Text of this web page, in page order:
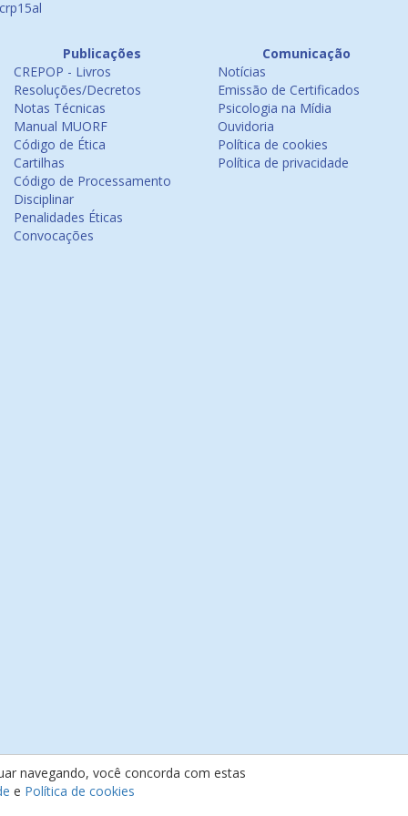
Publicações
CREPOP - Livros
Resoluções/Decretos
Notas Técnicas
Manual MUORF
Código de Ética
Cartilhas
Código de Processamento
Disciplinar
Penalidades Éticas
Convocações
Comunicação
Notícias
Emissão de Certificados
Psicologia na Mídia
Ouvidoria
Política de cookies
Política de privacidade
navegando, você concorda com estas
e Política de cookies